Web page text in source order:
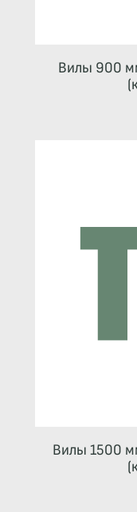
Вилы 900
Вилы 1500